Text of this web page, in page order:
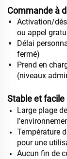
Commande à
Activation/
ou appel
Délai
fermé)
Prend en
(niveaux
Stable et facile
Large plage
Température
pour une
Aucun fin de